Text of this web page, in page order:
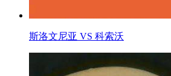
斯洛文尼亚 VS 科索沃